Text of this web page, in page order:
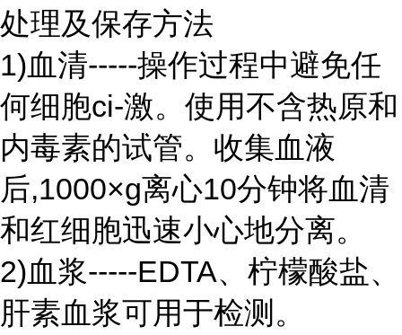
处理及保存方法
1)血清-----操作过程中避免任
何细胞ci-激。使用不含热原和
内毒素的试管。收集血液
后,1000×g离心10分钟将血清
和红细胞迅速小心地分离。
2)血浆-----EDTA、柠檬酸盐、
肝素血浆可用于检测。